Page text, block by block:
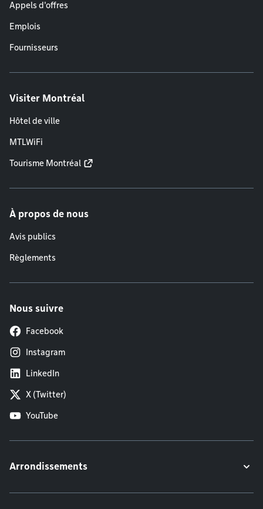
Appels d'offres
Emplois
Fournisseurs
Visiter Montréal
Hôtel de ville
MTLWiFi
Tourisme Montréal
À propos de nous
Avis publics
Règlements
Nous suivre
Facebook
Instagram
LinkedIn
X (Twitter)
YouTube
Arrondissements